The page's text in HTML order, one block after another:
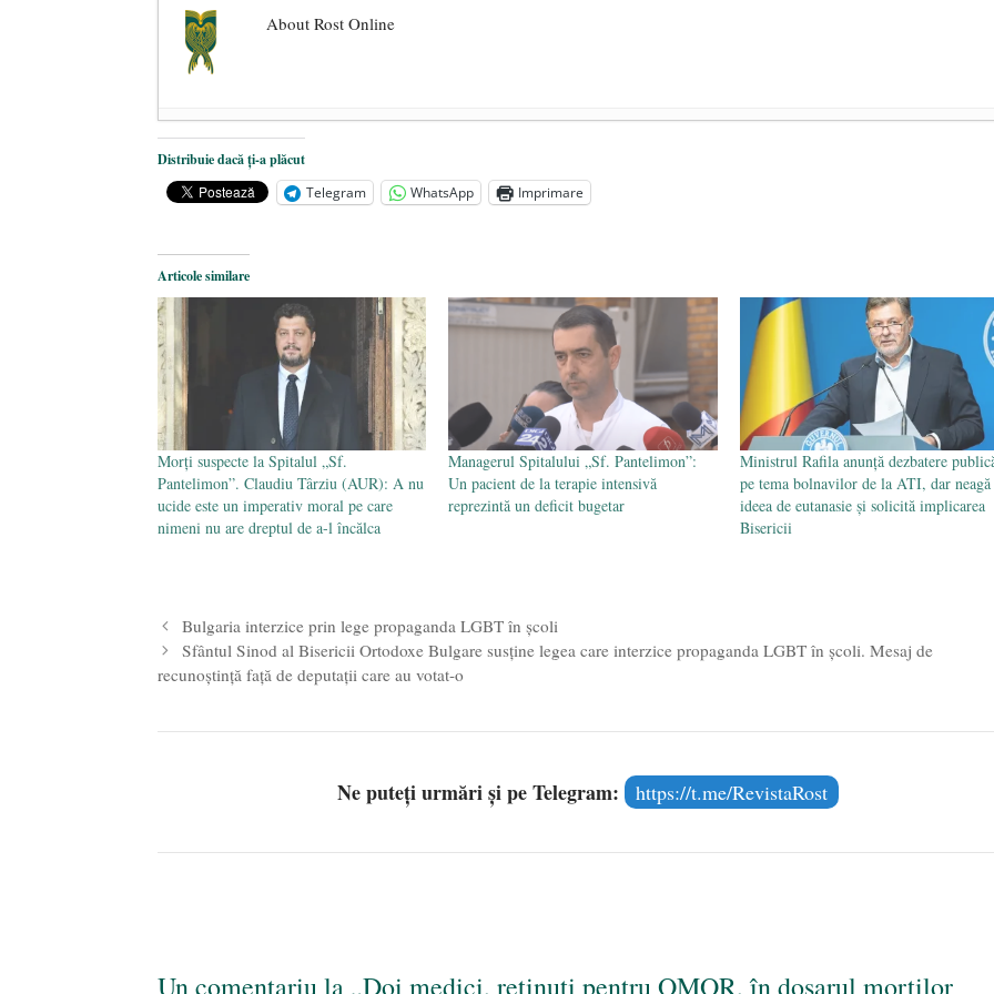
About Rost Online
Dezvăluiri cutremurătoare despre președintele Ucrainei, Volodymyr Zelensky
Statul care servește Națiunea - 21 aprilie 2026
Legea Vexler produce efecte. Bustul poetului Octavian Goga, înlăturat din Iași
Distribuie dacă ți-a plăcut
Telegram
WhatsApp Imprimare
Articole similare
Morți suspecte la Spitalul „Sf.
Pantelimon”. Claudiu Târziu (AUR): A nu
ucide este un imperativ moral pe care
nimeni nu are dreptul de a-l încălca
Managerul Spitalului „Sf. Pantelimon”:
Un pacient de la terapie intensivă
reprezintă un deficit bugetar
Ministrul Rafila anunță dezbatere
pe tema bolnavilor de la ATI, dar neagă
ideea de eutanasie și solicită implicarea
Bisericii
Bulgaria interzice prin lege propaganda LGBT în școli
Sfântul Sinod al Bisericii Ortodoxe Bulgare susține legea care interzice propaganda LGBT în școli. Mesaj de
recunoștință față de deputații care au votat-o
Ne puteți urmări și pe Telegram: https://t.me/RevistaRost
Un comentariu la „Doi medici, reținuți pentru OMOR, în dosarul morților